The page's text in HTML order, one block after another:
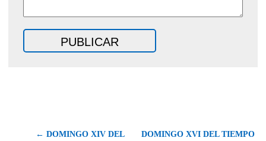
← DOMINGO XIV DEL DOMINGO XVI DEL TIEMPO